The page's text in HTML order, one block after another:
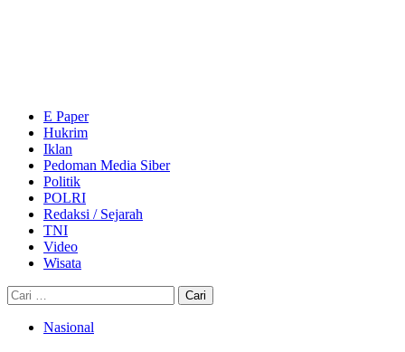
E Paper
Hukrim
Iklan
Pedoman Media Siber
Politik
POLRI
Redaksi / Sejarah
TNI
Video
Wisata
Cari
untuk:
Nasional